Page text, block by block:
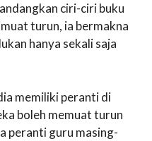
ciri-ciri buku
turun, ia bermakna
hanya sekali saja
memiliki peranti di
boleh memuat turun
peranti guru masing-